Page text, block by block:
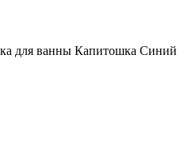
для ванны Капитошка Синий